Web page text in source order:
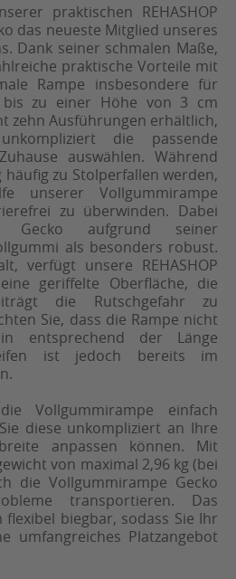
praktischen REHASHOP
das neueste Mitglied unseres
Dank seiner schmalen Maße,
praktische Vorteile mit
Rampe insbesondere für
bis zu einer Höhe von 3 cm
zehn Ausführungen erhältlich,
die passende
auswählen. Während
zu Stolperfallen werden,
unserer Vollgummirampe
zu überwinden. Dabei
aufgrund seiner
als besonders robust.
verfügt unsere REHASHOP
geriffelte Oberfläche, die
die Rutschgefahr zu
Sie, dass die Rampe nicht
entsprechend der Länge
ist jedoch bereits im
Vollgummirampe einfach
diese unkompliziert an Ihre
anpassen können. Mit
von maximal 2,96 kg (bei
die Vollgummirampe Gecko
transportieren. Das
biegbar, sodass Sie Ihr
umfangreiches Platzangebot